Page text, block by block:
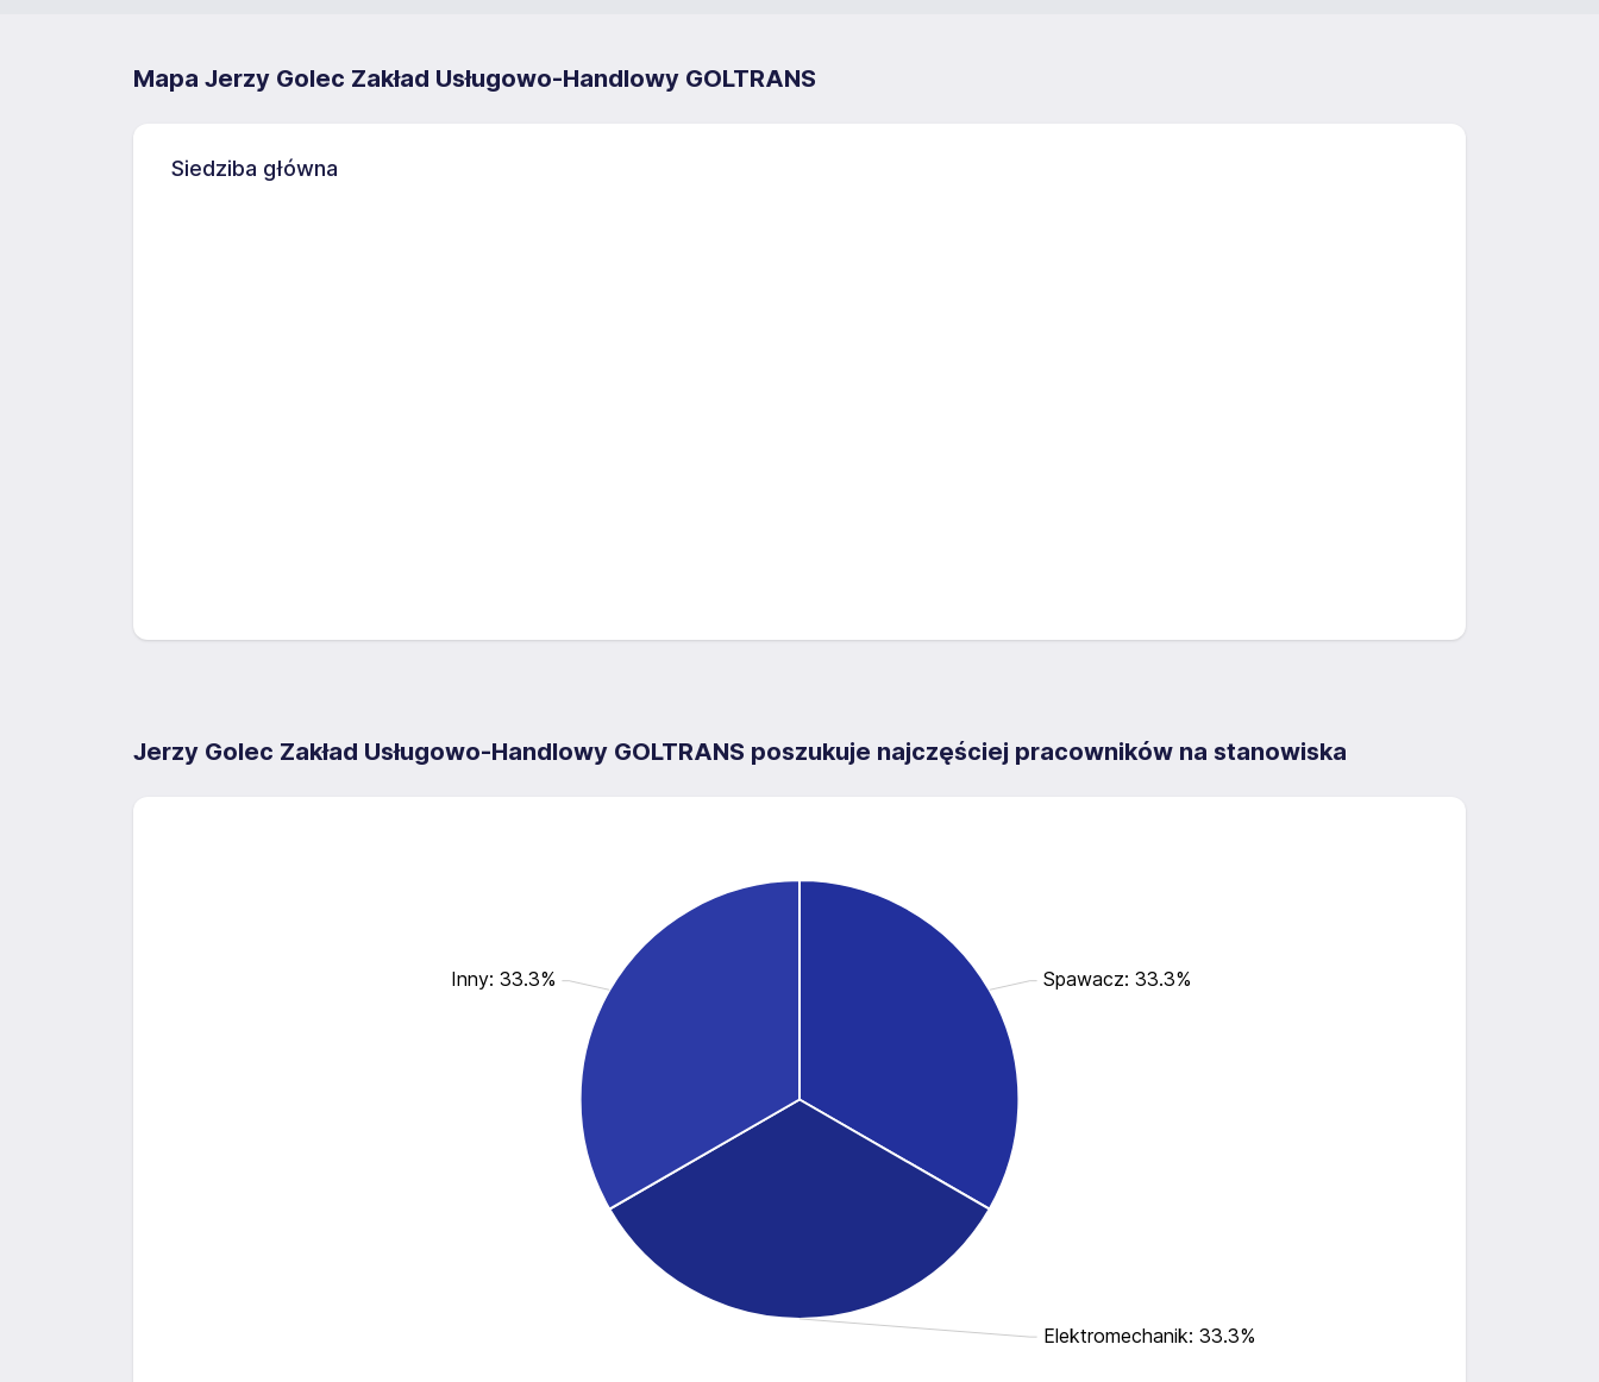
Mapa Jerzy Golec Zakład Usługowo-Handlowy GOLTRANS
Siedziba główna
Jerzy Golec Zakład Usługowo-Handlowy GOLTRANS poszukuje najczęściej pracowników na stanowiska
Spawacz: 33.3%
Elektromechanik: 33.3%
Inny: 33.3%